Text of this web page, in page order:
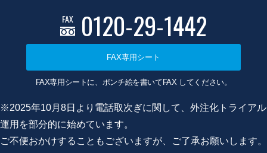
FAX 0120-29-1442
FAX専用シート
FAX専用シートに、ポンチ絵を書いてFAX してください。
※2025年10月8日より電話取次ぎに関して、外注化トライアル
運用を部分的に始めています。
ご不便おかけすることもございますが、ご了承お願いします。